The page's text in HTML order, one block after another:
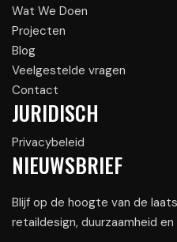
NIEUWSBRIEF
Blijf op de hoogte van de
retaildesign, duurzaamheid
Wat We Doen
Projecten
Blog
Veelgestelde vragen
Contact
JURIDISCH
Privacybeleid